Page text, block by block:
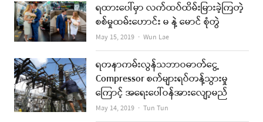
ရထားပေါ်မှာ လက်ထပ်ထိမ်းမြားခဲ့ကြတဲ့
စစ်မှုထမ်းဟောင်း မ နဲ့ မောင် စုံတွဲ
May 15, 2019 Author
Wun Lae
ရတနာကမ်းလွန်သဘာဝဓာတ်ငွေ့
Compressor စက်များရပ်တန့်သွားမှု
ကြောင့် အရေးပေါ်ဝန်အားလျော့မည်
May 14, 2019 Author
Tun Tun